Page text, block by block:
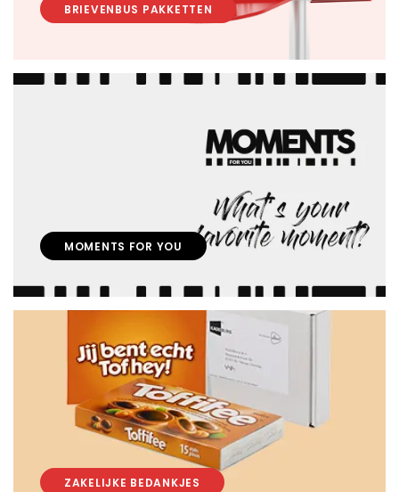
BRIEVENBUS PAKKETTEN
MOMENTS FOR YOU
ZAKELIJKE BEDANKJES